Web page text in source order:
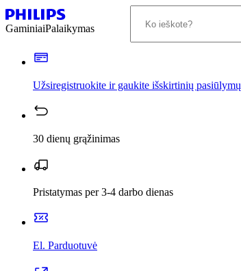
GaminiaiPalaikymas
Užsiregistruokite ir gaukite išskirtinių pasiūlymų
30 dienų grąžinimas
Pristatymas per 3-4 darbo dienas
El. Parduotuvė